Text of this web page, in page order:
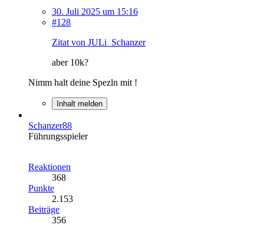
30. Juli 2025 um 15:16
#128
Zitat von JULi_Schanzer
aber 10k?
Nimm halt deine Spezln mit !
Inhalt melden
Schanzer88
Führungsspieler
Reaktionen
368
Punkte
2.153
Beiträge
356